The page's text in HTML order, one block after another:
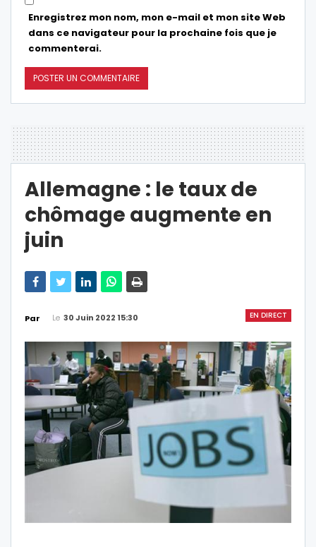
Enregistrez mon nom, mon e-mail et mon site Web
dans ce navigateur pour la prochaine fois que je
commenterai.
Allemagne : le taux de
chômage augmente en
juin
EN DIRECT
Par Le 30 Juin 2022 15:30